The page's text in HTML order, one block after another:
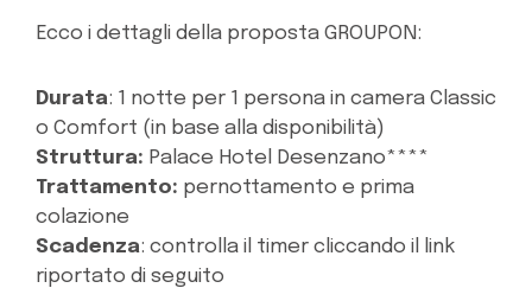
Ecco i dettagli della proposta GROUPON:
Durata: 1 notte per 1 persona in camera Classic
o Comfort (in base alla disponibilità)
Struttura: Palace Hotel Desenzano****
Trattamento: pernottamento e prima
colazione
Scadenza: controlla il timer cliccando il link
riportato di seguito